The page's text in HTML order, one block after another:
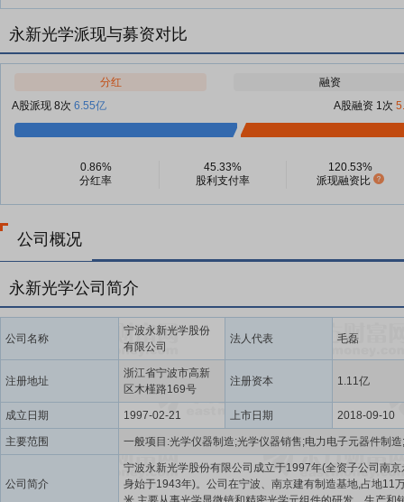
永新光学派现与募资对比
分红
融资
A股派现 8次 6.55亿 A股融资 1次
0.86%
分红率
45.33%
股利支付率
120.53%
派现融资比
公司概况
永新光学公司简介
公司名称
宁波永新光学股份
有限公司
法人代表 毛磊
注册地址
浙江省宁波市高新
区木槿路169号
注册资本 1.11亿
成立日期 1997-02-21 上市日期 2018-09-10
主要范围
公司简介
宁波永新光学股份有限公司成立于1997年(全资子公司南京
身始于1943年)。公司在宁波、南京建有制造基地,占地11